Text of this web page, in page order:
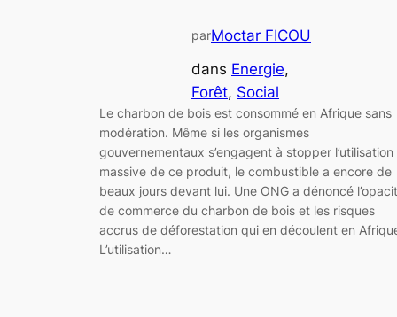
parMoctar FICOU
dans Energie
Forêt, Social
Le charbon de bois est consommé en Afrique sans
modération. Même si les organismes
gouvernementaux s’engagent à stopper l’utilisation
massive de ce produit, le combustible a encore de
beaux jours devant lui. Une ONG a dénoncé
de commerce du charbon de bois et les risques
accrus de déforestation qui en découlent en
L’utilisation…